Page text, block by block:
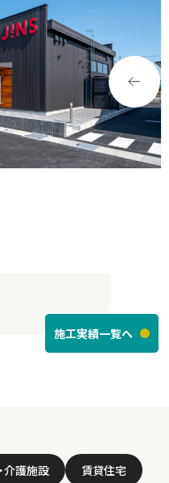
施工実績一覧へ
介護施設
賃貸住宅